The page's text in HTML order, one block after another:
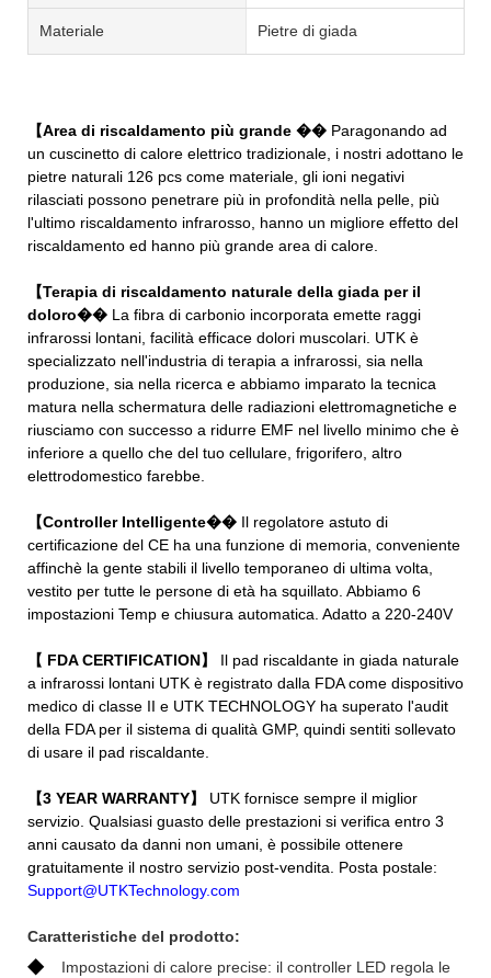
Materiale Pietre di giada
【Area di riscaldamento più grande �� Paragonando ad
un cuscinetto di calore elettrico tradizionale, i nostri adottano le
pietre naturali 126 pcs come materiale, gli ioni negativi
rilasciati possono penetrare più in profondità nella pelle, più
l'ultimo riscaldamento infrarosso, hanno un migliore effetto del
riscaldamento ed hanno più grande area di calore.
【Terapia di riscaldamento naturale della giada per il
doloro�� La fibra di carbonio incorporata emette raggi
infrarossi lontani, facilità efficace dolori muscolari. UTK è
specializzato nell'industria di terapia a infrarossi, sia nella
produzione, sia nella ricerca e abbiamo imparato la tecnica
matura nella schermatura delle radiazioni elettromagnetiche e
riusciamo con successo a ridurre EMF nel livello minimo che è
inferiore a quello che del tuo cellulare, frigorifero, altro
elettrodomestico farebbe.
【Controller Intelligente�� Il regolatore astuto di
certificazione del CE ha una funzione di memoria, conveniente
affinchè la gente stabili il livello temporaneo di ultima volta,
vestito per tutte le persone di età ha squillato. Abbiamo 6
impostazioni Temp e chiusura automatica. Adatto a 220-240V
【 FDA CERTIFICATION】 Il pad riscaldante in giada naturale
a infrarossi lontani UTK è registrato dalla FDA come dispositivo
medico di classe II e UTK TECHNOLOGY ha superato l'audit
della FDA per il sistema di qualità GMP, quindi sentiti sollevato
di usare il pad riscaldante.
【3 YEAR WARRANTY】 UTK fornisce sempre il miglior
servizio. Qualsiasi guasto delle prestazioni si verifica entro 3
anni causato da danni non umani, è possibile ottenere
gratuitamente il nostro servizio post-vendita. Posta postale:
Support@UTKTechnology.com
Caratteristiche del prodotto:
◆
Impostazioni di calore precise: il controller LED regola le